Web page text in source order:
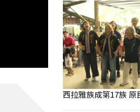
西拉雅族成第17族 原